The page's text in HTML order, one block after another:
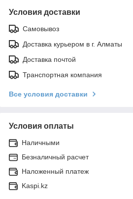
Условия доставки
Самовывоз
Доставка курьером в г. Алматы
Доставка почтой
Транспортная компания
Все условия доставки
Условия оплаты
Наличными
Безналичный расчет
Наложенный платеж
Kaspi.kz